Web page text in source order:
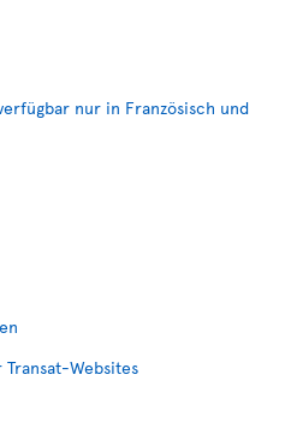
nur in Französisch und
Websites